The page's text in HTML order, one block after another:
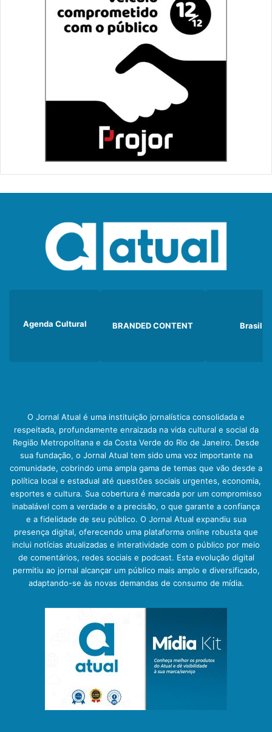
Agenda Cultural BRANDED CONTENT Brasil
O Jornal Atual é uma instituição jornalística consolidada e
respeitada, profundamente enraizada na vida cultural e social da
Região Metropolitana e da Costa Verde do Rio de Janeiro. Desde
sua fundação, o Jornal Atual tem sido uma voz importante na
comunidade, cobrindo uma ampla gama de temas que vão desde a
política local e estadual até questões sociais urgentes, economia,
esportes e cultura. Sua cobertura é marcada por um compromisso
inabalável com a verdade e a precisão, o que garante a confiança
e a fidelidade de seu público. O Jornal Atual expandiu sua
presença digital, oferecendo uma plataforma online robusta que
inclui notícias atualizadas e interatividade com o público por meio
de comentários, redes sociais e podcast. Esta evolução digital
permitiu ao jornal alcançar um público mais amplo e diversificado,
adaptando-se às novas demandas de consumo de mídia.